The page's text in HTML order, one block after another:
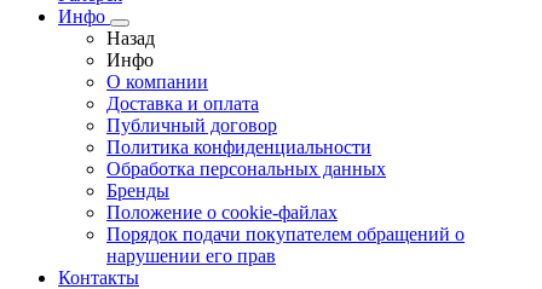
Инфо
Назад
Инфо
О компании
Доставка и оплата
Публичный договор
Политика конфиденциальности
Обработка персональных данных
Бренды
Положение о cookie-файлах
Порядок подачи покупателем обращений о
нарушении его прав
Контакты